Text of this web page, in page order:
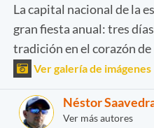
La capital nacional de la
gran fiesta anual: tres
tradición en el corazón de
Ver galería de imágenes
Néstor
Ver más autores